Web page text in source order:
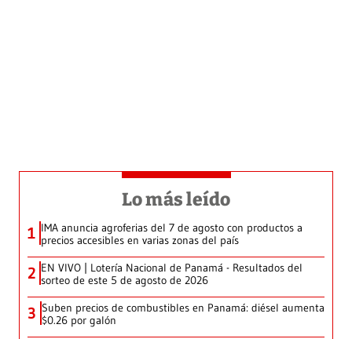
Lo más leído
1 IMA anuncia agroferias del 7 de agosto con productos a
precios accesibles en varias zonas del país
2 EN VIVO | Lotería Nacional de Panamá - Resultados del
sorteo de este 5 de agosto de 2026
3 Suben precios de combustibles en Panamá: diésel aumenta
$0.26 por galón